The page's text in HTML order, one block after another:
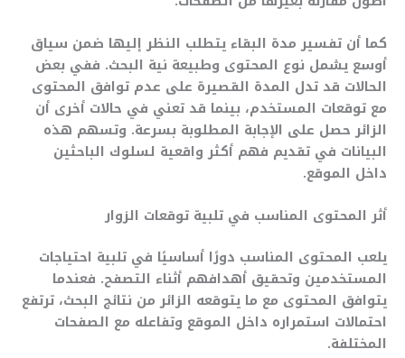
كما أن تفسير مدة البقاء يتطلب النظر إليها ضمن سياق
أوسع يشمل نوع المحتوى وطبيعة نية البحث. ففي بعض
الحالات قد تدل المدة القصيرة على عدم توافق المحتوى
مع توقعات المستخدم، بينما قد تعني في حالات أخرى أن
الزائر حصل على الإجابة المطلوبة بسرعة. وتسهم هذه
البيانات في تقديم فهم أكثر واقعية لسلوك الباحثين
داخل الموقع.
أثر المحتوى المناسب في تلبية توقعات الزوار
يلعب المحتوى المناسب دورًا أساسيًا في تلبية احتياجات
المستخدمين وتحقيق أهدافهم أثناء التصفح. فعندما
يتوافق المحتوى مع ما يتوقعه الزائر من نتائج البحث، ترتفع
احتمالات استمراره داخل الموقع وتفاعله مع الصفحات
المختلفة.